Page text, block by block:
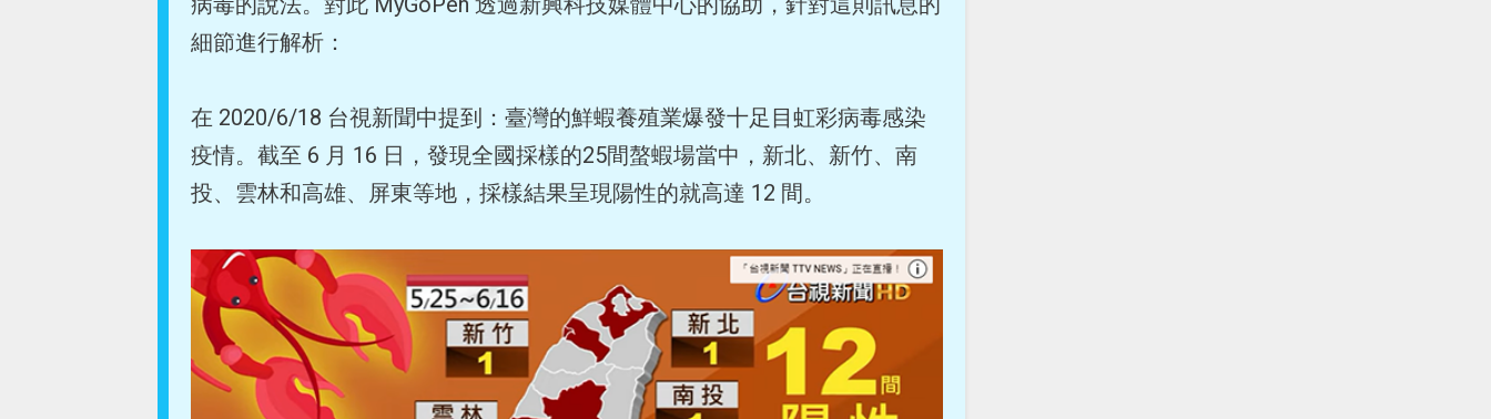
細節進行解析：
在 2020/6/18 台視新聞中提到：臺灣的鮮蝦養殖業爆發十足目虹彩病毒感染
疫情。截至 6 月 16 日，發現全國採樣的25間螯蝦場當中，新北、新竹、南
投、雲林和高雄、屏東等地，採樣結果呈現陽性的就高達 12 間。